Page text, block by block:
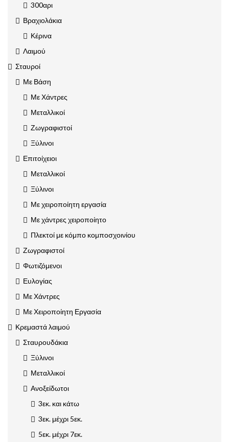
300αρι
Βραχιολάκια
Κέρινα
Λαιμού
Σταυροί
Με Βάση
Με Χάντρες
Μεταλλικοί
Ζωγραφιστοί
Ξύλινοι
Επιτοίχειοι
Μεταλλικοί
Ξύλινοι
Με χειροποίητη εργασία
Με χάντρες χειροποίητο
Πλεκτοί με κόμπο κομποσχοινίου
Ζωγραφιστοί
Φωτιζόμενοι
Ευλογίας
Με Χάντρες
Με Χειροποίητη Εργασία
Κρεμαστά λαιμού
Σταυρουδάκια
Ξύλινοι
Μεταλλικοί
Ανοξείδωτοι
3εκ. και κάτω
3εκ. μέχρι 5εκ.
5εκ. μέχρι 7εκ.